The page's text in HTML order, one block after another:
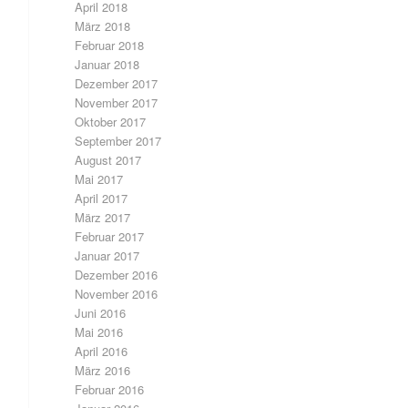
April 2018
März 2018
Februar 2018
Januar 2018
Dezember 2017
November 2017
Oktober 2017
September 2017
August 2017
Mai 2017
April 2017
März 2017
Februar 2017
Januar 2017
Dezember 2016
November 2016
Juni 2016
Mai 2016
April 2016
März 2016
Februar 2016